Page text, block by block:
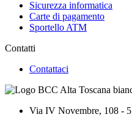
Sicurezza informatica
Carte di pagamento
Sportello ATM
Contatti
Contattaci
Via IV Novembre, 108 -